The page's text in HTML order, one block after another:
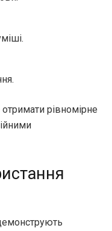
рівномірне